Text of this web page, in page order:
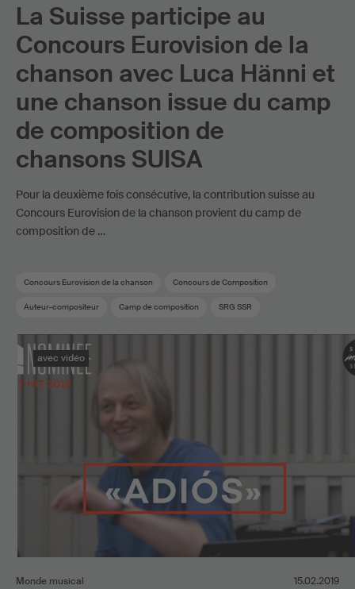
La Suisse participe au
Concours Eurovision de la
chanson avec Luca Hänni et
une chanson issue du camp
de composition de
chansons SUISA
Pour la deuxième fois consécutive, la contribution suisse au
Concours Eurovision de la chanson provient du camp de
composition de …
Concours Eurovision de la chanson Concours de Composition
Auteur-compositeur Camp de composition SRG SSR
avec vidéo
Monde musical 15.02.2019